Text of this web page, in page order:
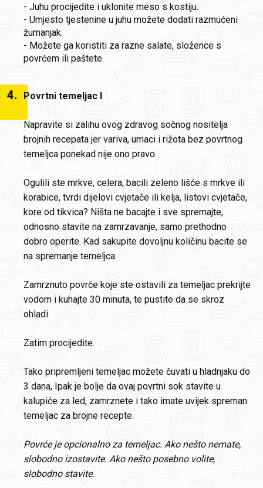
- Juhu procijedite i uklonite meso s kostiju.
- Umjesto tjestenine u juhu možete dodati razmućeni
žumanjak.
- Možete ga koristiti za razne salate, složence s
povrćem ili paštete.
4. Povrtni temeljac I
Napravite si zalihu ovog zdravog sočnog nositelja
brojnih recepata jer variva, umaci i rižota bez povrtnog
temeljca ponekad nije ono pravo.
Ogulili ste mrkve, celera, bacili zeleno lišće s mrkve ili
korabice, tvrdi dijelovi cvjetače ili kelja, listovi cvjetače,
kore od tikvica? Ništa ne bacajte i sve spremajte,
odnosno stavite na zamrzavanje, samo prethodno
dobro operite. Kad sakupite dovoljnu količinu bacite se
na spremanje temeljca.
Zamrznuto povrće koje ste ostavili za temeljac prekrijte
vodom i kuhajte 30 minuta, te pustite da se skroz
ohladi.
Zatim procijedite.
Tako pripremljeni temeljac možete čuvati u hladnjaku do
3 dana, Ipak je bolje da ovaj povrtni sok stavite u
kalupiće za led, zamrznete i tako imate uvijek spreman
temeljac za brojne recepte.
Povrće je opcionalno za temeljac. Ako nešto nemate,
slobodno izostavite. Ako nešto posebno volite,
slobodno stavite.